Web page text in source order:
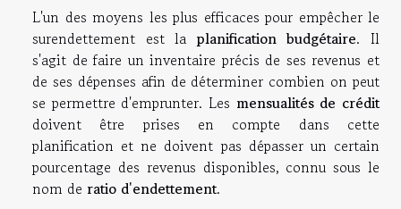
L'un des moyens les plus efficaces pour empêcher le
surendettement est la planification budgétaire. Il
s'agit de faire un inventaire précis de ses revenus et
de ses dépenses afin de déterminer combien on peut
se permettre d'emprunter. Les mensualités de crédit
doivent être prises en compte dans cette
planification et ne doivent pas dépasser un certain
pourcentage des revenus disponibles, connu sous le
nom de ratio d'endettement.